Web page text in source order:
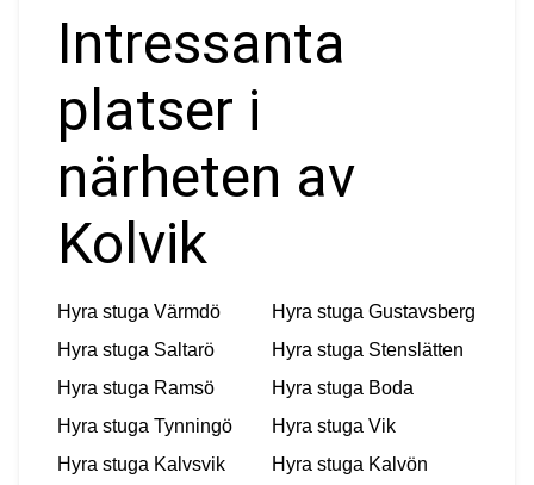
Intressanta
platser i
närheten av
Kolvik
Hyra stuga Värmdö Hyra stuga Gustavsberg
Hyra stuga Saltarö Hyra stuga Stenslätten
Hyra stuga Ramsö Hyra stuga Boda
Hyra stuga Tynningö Hyra stuga Vik
Hyra stuga Kalvsvik Hyra stuga Kalvön